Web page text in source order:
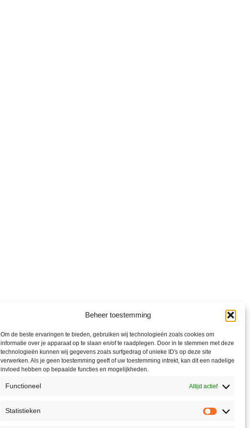
Beheer toestemming
Om de beste ervaringen te bieden, gebruiken wij technologieën zoals cookies om
informatie over je apparaat op te slaan en/of te raadplegen. Door in te stemmen met deze
technologieën kunnen wij gegevens zoals surfgedrag of unieke ID's op deze site
verwerken. Als je geen toestemming geeft of uw toestemming intrekt, kan dit een nadelige
invloed hebben op bepaalde functies en mogelijkheden.
Functioneel Altijd actief
Statistieken